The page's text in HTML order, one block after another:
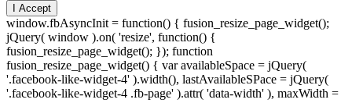
I Accept
window.fbAsyncInit = function() { fusion_resize_page_widget();
jQuery( window ).on( 'resize', function() {
fusion_resize_page_widget(); }); function
fusion_resize_page_widget() { var availableSpace = jQuery(
'.facebook-like-widget-4' ).width(), lastAvailableSPace = jQuery(
'.facebook-like-widget-4 .fb-page' ).attr( 'data-width' ), maxWidth =